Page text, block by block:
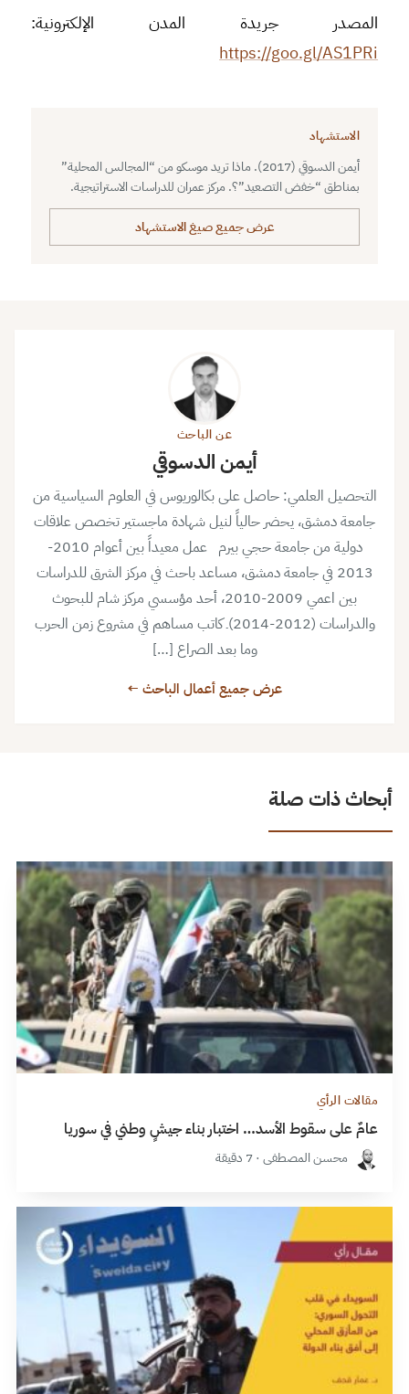
المصدر جريدة المدن الإلكترونية:
https://goo.gl/AS1PRi
الاستشهاد
أيمن الدسوقي (2017). ماذا تريد موسكو من “المجالس المحلية”
بمناطق “خفض التصعيد”؟. مركز عمران للدراسات الاستراتيجية.
عرض جميع صيغ الاستشهاد
عن الباحث
أيمن الدسوقي
التحصيل العلمي: حاصل على بكالوريوس في العلوم السياسية من
جامعة دمشق، يحضر حالياً لنيل شهادة ماجستير تخصص علاقات
دولية من جامعة حجي بيرم عمل معيداً بين أعوام 2010-
2013 في جامعة دمشق، مساعد باحث في مركز الشرق للدراسات
بين اعمي 2009-2010، أحد مؤسسي مركز شام للبحوث
والدراسات (2012-2014)ـ كاتب مساهم في مشروع زمن الحرب
وما بعد الصراع […]
عرض جميع أعمال الباحث ←
أبحاث ذات صلة
مقالات الرأي
عامٌ على سقوط الأسد… اختبار بناء جيشٍ وطني في سوريا
محسن المصطفى · 7 دقيقة